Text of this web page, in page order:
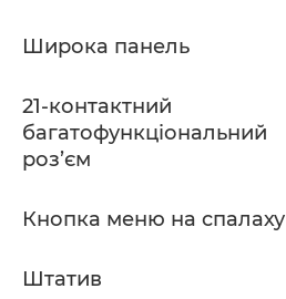
Широка панель
21-контактний
багатофункціональний
роз’єм
Кнопка меню на спалаху
Штатив